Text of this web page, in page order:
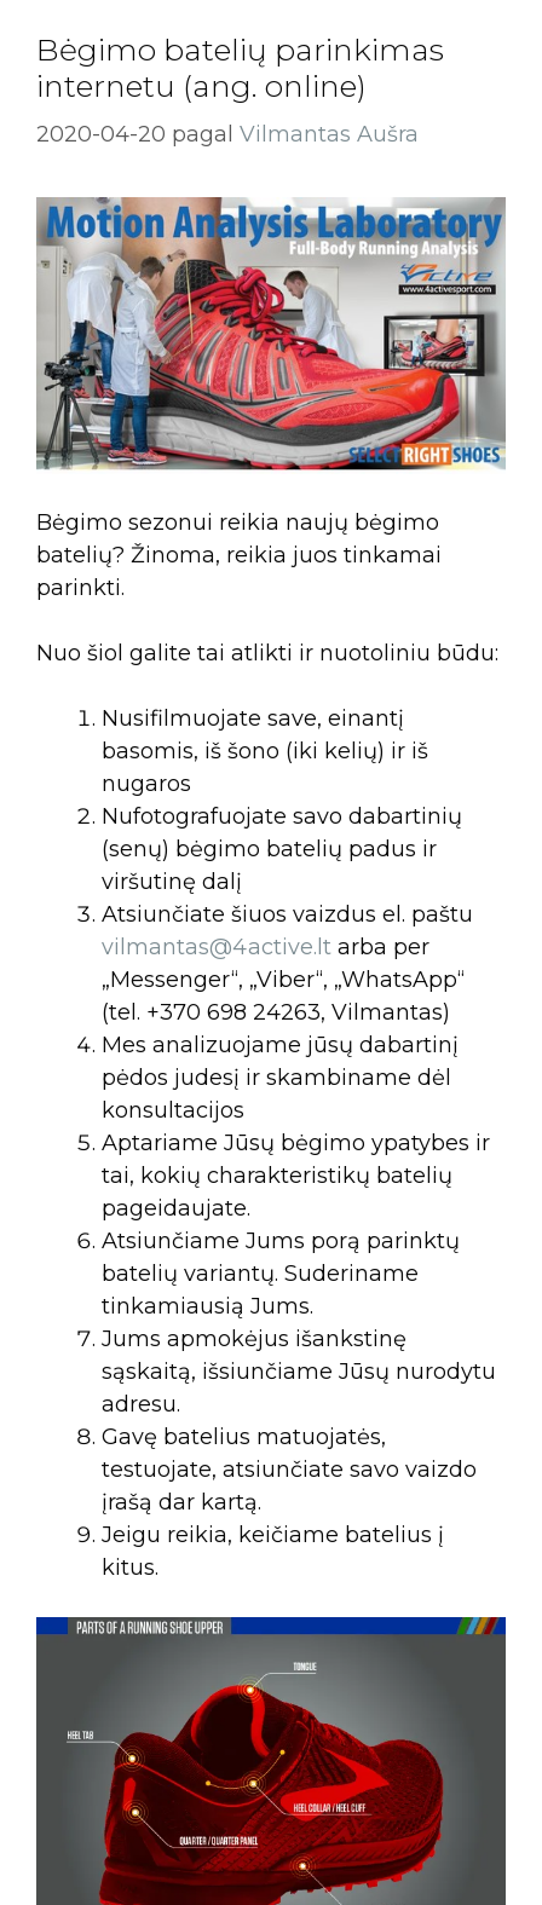
Bėgimo batelių parinkimas
internetu (ang. online)
2020-04-20 pagal Vilmantas Aušra
Bėgimo sezonui reikia naujų bėgimo
batelių? Žinoma, reikia juos tinkamai
parinkti.
Nuo šiol galite tai atlikti ir nuotoliniu būdu:
Nusifilmuojate save, einantį
basomis, iš šono (iki kelių) ir iš
nugaros
Nufotografuojate savo dabartinių
(senų) bėgimo batelių padus ir
viršutinę dalį
Atsiunčiate šiuos vaizdus el. paštu
vilmantas@4active.lt arba per
„Messenger“, „Viber“, „WhatsApp“
(tel. +370 698 24263, Vilmantas)
Mes analizuojame jūsų dabartinį
pėdos judesį ir skambiname dėl
konsultacijos
Aptariame Jūsų bėgimo ypatybes ir
tai, kokių charakteristikų batelių
pageidaujate.
Atsiunčiame Jums porą parinktų
batelių variantų. Suderiname
tinkamiausią Jums.
Jums apmokėjus išankstinę
sąskaitą, išsiunčiame Jūsų nurodytu
adresu.
Gavę batelius matuojatės,
testuojate, atsiunčiate savo vaizdo
įrašą dar kartą.
Jeigu reikia, keičiame batelius į
kitus.